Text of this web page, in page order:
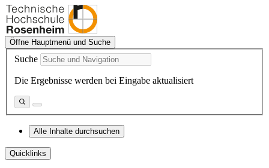
Öffne Hauptmenü und Suche
Suche
Die Ergebnisse werden bei Eingabe aktualisiert
Alle Inhalte durchsuchen
Quicklinks